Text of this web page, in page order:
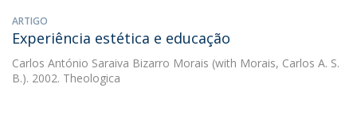
ARTIGO
Experiência estética e educação
Carlos António Saraiva Bizarro Morais (with Morais, Carlos A. S.
B.). 2002. Theologica